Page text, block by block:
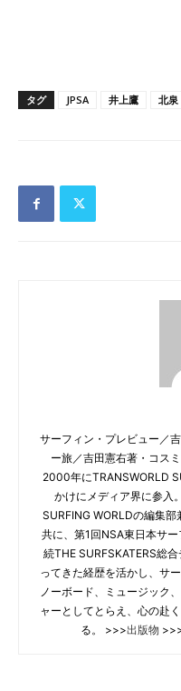
タグ JPSA 井上鷹 北泉
サーフィン・プレビュー／
ー旅／吉田憲右著・コス
2000年にTRANSWORLD
かけにメディア界に参入
SURFING WORLDの編集
共に、第1回NSA東日本サ
続THE SURFSKATERS総
ってきた経歴を活かし、サ
ノーボード、ミュージック
ャーとしてとらえ、心の赴
る。 >>>出版物